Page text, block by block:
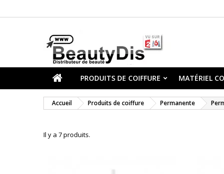
PRODUITS DE COIFFURE MATÉRIEL
Accueil Produits de coiffure Permanente
Il y a 7 produits.